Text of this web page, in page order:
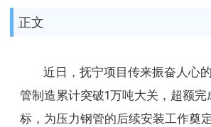
正文
近日，抚宁项目传来振奋人
管制造累计突破1万吨大关，超额完
标，为压力钢管的后续安装工作奠